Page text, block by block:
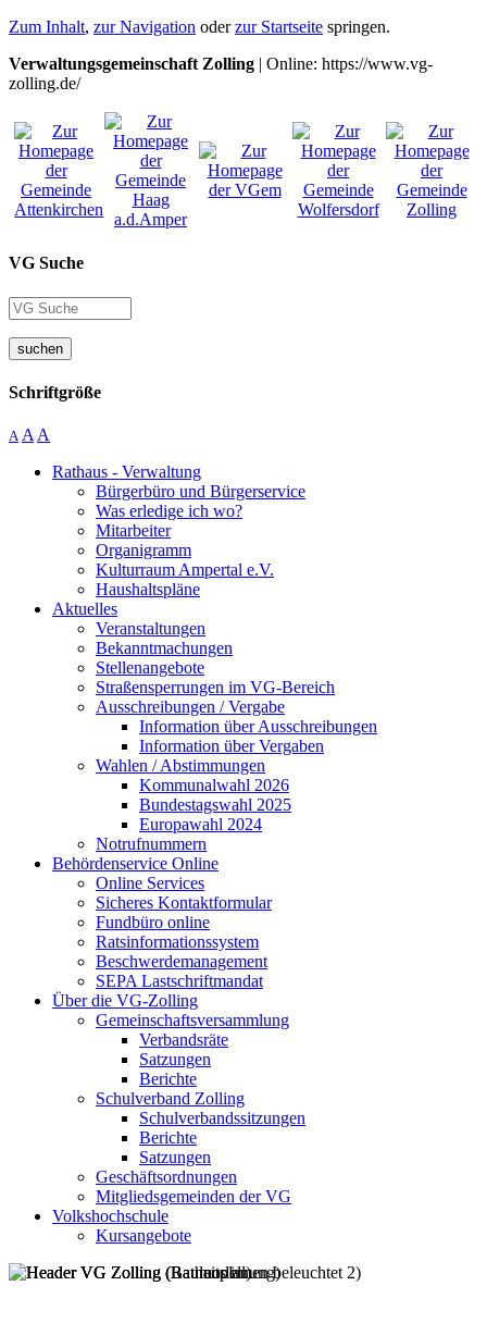
Zum Inhalt, zur Navigation oderzur Startseite springen.
Verwaltungsgemeinschaft Zolling | Online: https://www.vg-
zolling.de/
VG Suche
suchen
Schriftgröße
A A A
Rathaus - Verwaltung
Bürgerbüro und Bürgerservice
Was erledige ich wo?
Mitarbeiter
Organigramm
Kulturraum Ampertal e.V.
Haushaltspläne
Aktuelles
Veranstaltungen
Bekanntmachungen
Stellenangebote
Straßensperrungen im VG-Bereich
Ausschreibungen / Vergabe
Information über Ausschreibungen
Information über Vergaben
Wahlen / Abstimmungen
Kommunalwahl 2026
Bundestagswahl 2025
Europawahl 2024
Notrufnummern
Behördenservice Online
Online Services
Sicheres Kontaktformular
Fundbüro online
Ratsinformationssystem
Beschwerdemanagement
SEPA Lastschriftmandat
Über die VG-Zolling
Gemeinschaftsversammlung
Verbandsräte
Satzungen
Berichte
Schulverband Zolling
Schulverbandssitzungen
Berichte
Satzungen
Geschäftsordnungen
Mitgliedsgemeinden der VG
Volkshochschule
Kursangebote